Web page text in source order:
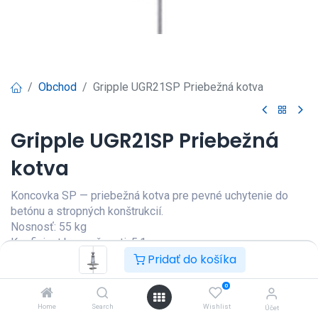
Pridať do košíka
Home Search
0
Wishlist Účet
Obchod Gripple UGR21SP Priebežná kotva
Gripple UGR21SP Priebežná
kotva
Koncovka SP — priebežná kotva pre pevné uchytenie do
betónu a stropných konštrukcií.
Nosnosť: 55 kg
Koeficient bezpečnosti: 5:1
Prihlásenie|Registráciapre
zobrazenie ceny